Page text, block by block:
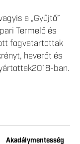
a „Gyűjtő”
Termelő és
fogvatartottak
heverőt és
ban.
Akadálymentesség